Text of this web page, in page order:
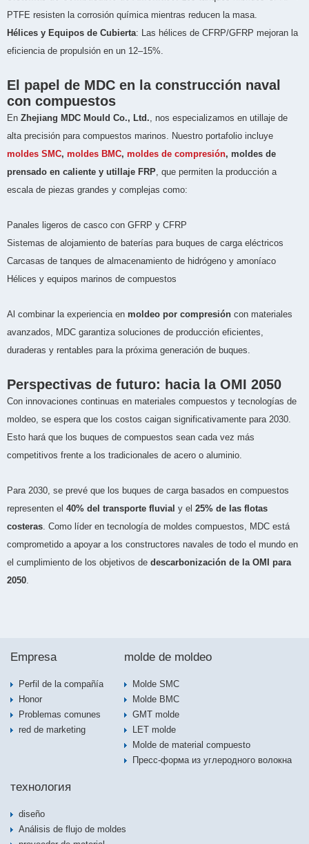
PTFE resisten la corrosión química mientras reducen la masa.
Hélices y Equipos de Cubierta: Las hélices de CFRP/GFRP mejoran la
eficiencia de propulsión en un 12–15%.
El papel de MDC en la construcción naval
con compuestos
En Zhejiang MDC Mould Co., Ltd., nos especializamos en utillaje de
alta precisión para compuestos marinos. Nuestro portafolio incluye
moldes SMC, moldes BMC, moldes de compresión, moldes de
prensado en caliente y utillaje FRP, que permiten la producción a
escala de piezas grandes y complejas como:
Panales ligeros de casco con GFRP y CFRP
Sistemas de alojamiento de baterías para buques de carga eléctricos
Carcasas de tanques de almacenamiento de hidrógeno y amoníaco
Hélices y equipos marinos de compuestos
Al combinar la experiencia en moldeo por compresión con materiales
avanzados, MDC garantiza soluciones de producción eficientes,
duraderas y rentables para la próxima generación de buques.
Perspectivas de futuro: hacia la OMI 2050
Con innovaciones continuas en materiales compuestos y tecnologías de
moldeo, se espera que los costos caigan significativamente para 2030.
Esto hará que los buques de compuestos sean cada vez más
competitivos frente a los tradicionales de acero o aluminio.
Para 2030, se prevé que los buques de carga basados en compuestos
representen el 40% del transporte fluvial y el 25% de las flotas
costeras. Como líder en tecnología de moldes compuestos, MDC está
comprometido a apoyar a los constructores navales de todo el mundo en
el cumplimiento de los objetivos de descarbonización de la OMI para
2050.
Empresa
Perfil de la compañía
Honor
Problemas comunes
red de marketing
molde de moldeo
Molde SMC
Molde BMC
GMT molde
LET molde
Molde de material compuesto
Пресс-форма из углеродного волокна
технология
diseño
Análisis de flujo de moldes